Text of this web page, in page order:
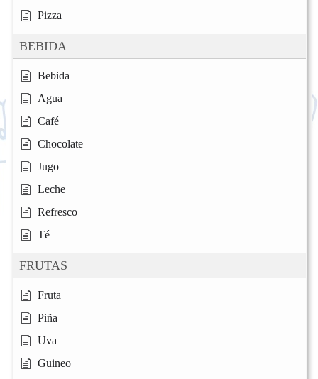
Pizza
BEBIDA
Bebida
Agua
Café
Chocolate
Jugo
Leche
Refresco
Té
FRUTAS
Fruta
Piña
Uva
Guineo